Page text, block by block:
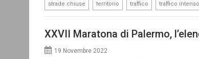
strade chiuse territorio traffico traffico intenso
XXVII Maratona di Palermo,
19 Novembre 2022